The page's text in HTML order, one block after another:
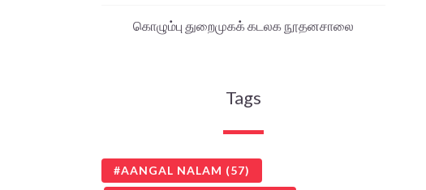
கொழும்பு துறைமுகக் கடலக நூதனசாலை
Tags
AANGAL NALAM (57)